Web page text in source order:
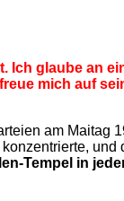
glaube an
mich auf
am Maitag
Tempel in